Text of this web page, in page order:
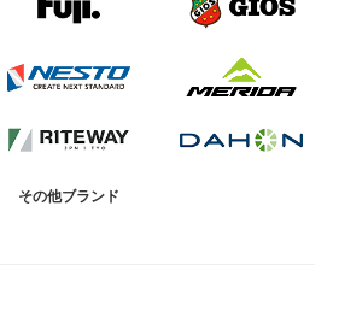
その他ブランド